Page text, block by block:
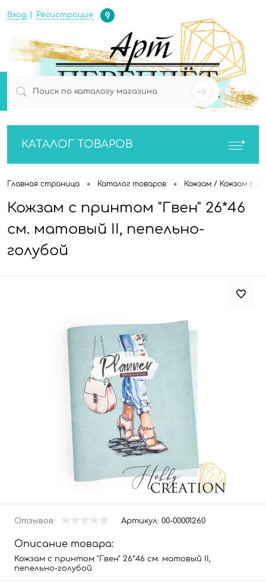
Вход Регистрация
Определение
0
КАТАЛОГ ТОВАРОВ
Главная страница • Каталог товаров • Кожзам / Кожзам с
Кожзам с принтом "Гвен" 26*46
см. матовый II, пепельно-
голубой
Отзывов: Артикул: 00-00001260
Описание товара:
Кожзам с принтом "Гвен" 26*46 см. матовый II,
пепельно-голубой